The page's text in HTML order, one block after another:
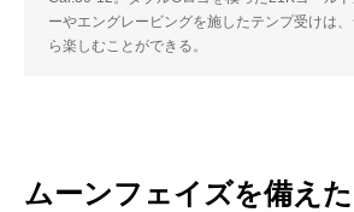
ーやエングレービングを施したテンプ受けは
ら楽しむことができる。
ムーンフェイズを備え